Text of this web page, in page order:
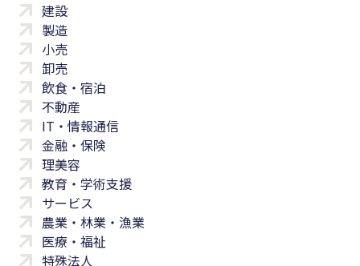
建設
製造
小売
卸売
飲食・宿泊
不動産
IT・情報通信
金融・保険
理美容
教育・学術支援
サービス
農業・林業・漁業
医療・福祉
特殊法人